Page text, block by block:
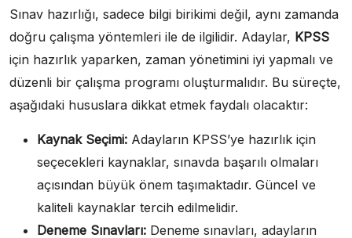
Sınav hazırlığı, sadece bilgi birikimi değil, aynı zamanda
doğru çalışma yöntemleri ile de ilgilidir. Adaylar, KPSS
için hazırlık yaparken, zaman yönetimini iyi yapmalı ve
düzenli bir çalışma programı oluşturmalıdır. Bu süreçte,
aşağıdaki hususlara dikkat etmek faydalı olacaktır:
Kaynak Seçimi: Adayların KPSS’ye hazırlık için
seçecekleri kaynaklar, sınavda başarılı olmaları
açısından büyük önem taşımaktadır. Güncel ve
kaliteli kaynaklar tercih edilmelidir.
Deneme Sınavları: Deneme sınavları, adayların